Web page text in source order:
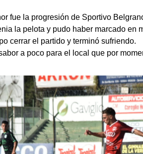
fue la progresión de Sportivo
la pelota y pudo haber marcado en
cerrar el partido y terminó sufriendo.
a poco para el local que por